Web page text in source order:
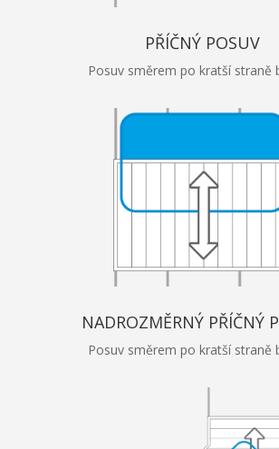
PŘÍČNÝ POSUV
Posuv směrem po kratší straně
NADROZMĚRNÝ PŘÍČNÝ
Posuv směrem po kratší straně